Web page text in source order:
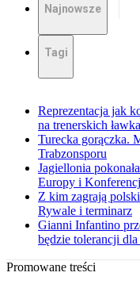
Najnowsze
Tagi
Reprezentacja jak
na trenerskich
Turecka gorączka.
Trabzonsporu
Jagiellonia
Europy i
Z kim zagrają
Rywale i terminarz
Gianni Infantino
będzie tolerancji
Promowane treści